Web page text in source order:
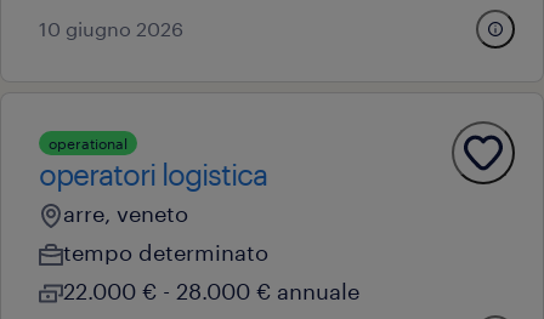
10 giugno 2026
operational
operatori logistica
arre, veneto
tempo determinato
22.000 € - 28.000 € annuale